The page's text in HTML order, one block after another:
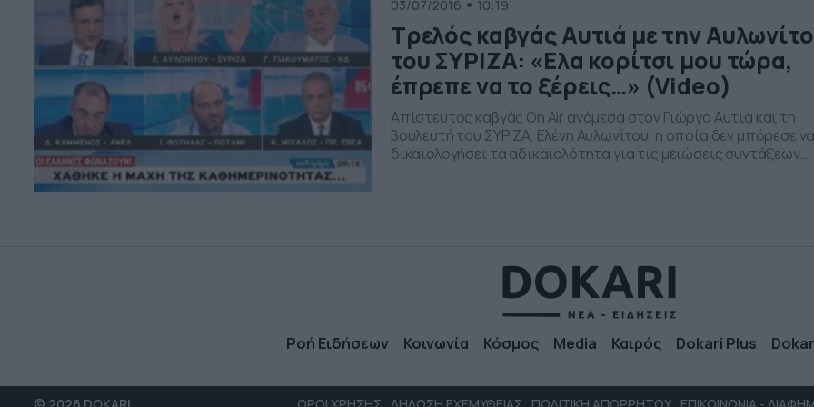
03/07/2016 10:19
Τρελός καβγάς Αυτιά με την
του ΣΥΡΙΖΑ: «Ελα κορίτσι μου τώρα,
έπρεπε να το ξέρεις…» (Video)
Απίστευτος καβγάς On Air ανάμεσα στον Γιώργο Αυτιά και τη
βουλευτή του ΣΥΡΙΖΑ, Ελένη Αυλωνίτου, η οποία δεν μπόρεσε
δικαιολογήσει τα αδικαιολότητα για τις μειώσεις συντάξεων
Ροή Ειδήσεων Κοινωνία Κόσμος Media Καιρός Dokari Plus